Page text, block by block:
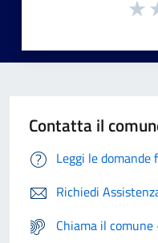
Contatta il
Leggi le domande
Richiedi
Chiama il